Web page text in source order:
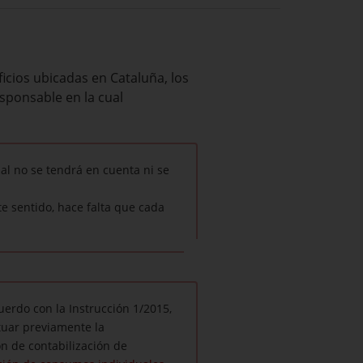
ubicadas en Cataluña, los
en la cual
no se tendrá en cuenta ni se
sentido, hace falta que cada
con la Instrucción 1/2015,
previamente la
de contabilización de